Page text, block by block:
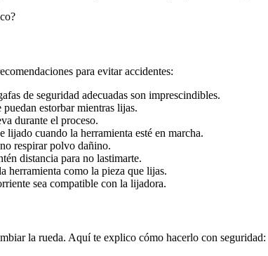
para evitar accidentes:
de seguridad adecuadas son imprescindibles.
estorbar mientras lijas.
durante el proceso.
cuando la herramienta esté en marcha.
respirar polvo dañino.
distancia para no lastimarte.
herramienta como la pieza que lijas.
sea compatible con la lijadora.
la rueda. Aquí te explico cómo hacerlo con seguridad: